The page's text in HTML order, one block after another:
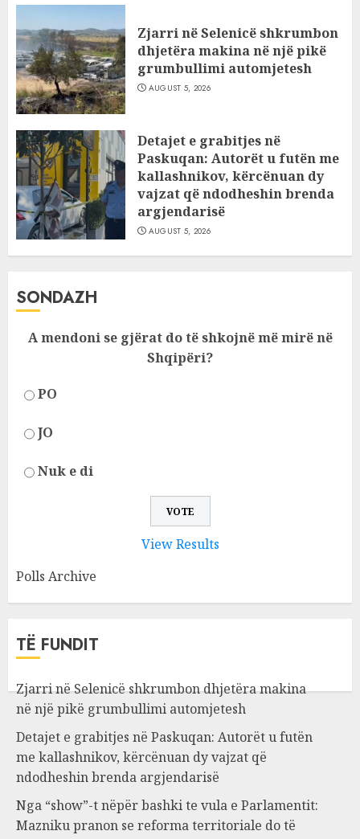
Zjarri në Selenicë shkrumbon
dhjetëra makina në një pikë
grumbullimi automjetesh
AUGUST 5, 2026
Detajet e grabitjes në
Paskuqan: Autorët u futën me
kallashnikov, kërcënuan dy
vajzat që ndodheshin brenda
argjendarisë
AUGUST 5, 2026
SONDAZH
A mendoni se gjërat do të shkojnë më mirë në
Shqipëri?
PO
JO
Nuk e di
View Results
Polls Archive
TË FUNDIT
Zjarri në Selenicë shkrumbon dhjetëra makina
në një pikë grumbullimi automjetesh
Detajet e grabitjes në Paskuqan: Autorët u futën
me kallashnikov, kërcënuan dy vajzat që
ndodheshin brenda argjendarisë
Nga “show”-t nëpër bashki te vula e Parlamentit:
Mazniku pranon se reforma territoriale do të